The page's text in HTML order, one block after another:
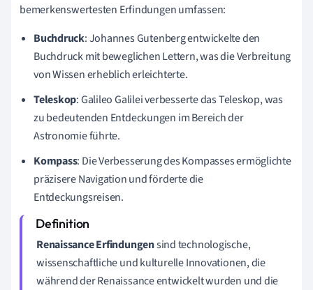
bemerkenswertesten Erfindungen umfassen:
Buchdruck: Johannes Gutenberg entwickelte den
Buchdruck mit beweglichen Lettern, was die Verbreitung
von Wissen erheblich erleichterte.
Teleskop: Galileo Galilei verbesserte das Teleskop, was
zu bedeutenden Entdeckungen im Bereich der
Astronomie führte.
Kompass: Die Verbesserung des Kompasses ermöglichte
präzisere Navigation und förderte die
Entdeckungsreisen.
Renaissance Erfindungensind technologische,
wissenschaftliche und kulturelle Innovationen, die
während der Renaissance entwickelt wurden und die